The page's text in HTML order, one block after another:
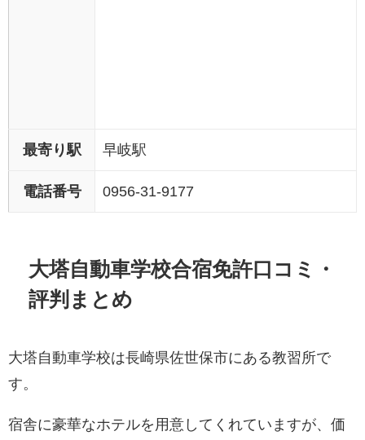
最寄り駅 早岐駅
電話番号 0956-31-9177
大塔自動車学校合宿免許口コミ・
評判まとめ
大塔自動車学校は長崎県佐世保市にある教習所で
す。
宿舎に豪華なホテルを用意してくれていますが、価